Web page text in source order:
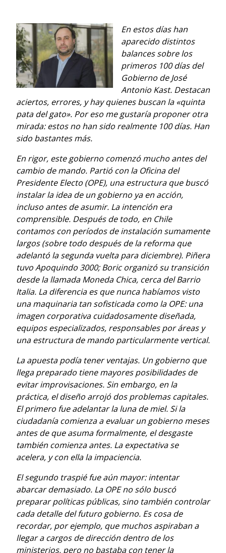
En estos días han
aparecido distintos
balances sobre los
primeros 100 días del
Gobierno de José
Antonio Kast. Destacan
aciertos, errores, y hay quienes buscan la «quinta
pata del gato». Por eso me gustaría proponer otra
mirada: estos no han sido realmente 100 días. Han
sido bastantes más.
En rigor, este gobierno comenzó mucho antes del
cambio de mando. Partió con la Oficina del
Presidente Electo (OPE), una estructura que buscó
instalar la idea de un gobierno ya en acción,
incluso antes de asumir. La intención era
comprensible. Después de todo, en Chile
contamos con períodos de instalación sumamente
largos (sobre todo después de la reforma que
adelantó la segunda vuelta para diciembre). Piñera
tuvo Apoquindo 3000; Boric organizó su transición
desde la llamada Moneda Chica, cerca del Barrio
Italia. La diferencia es que nunca habíamos visto
una maquinaria tan sofisticada como la OPE: una
imagen corporativa cuidadosamente diseñada,
equipos especializados, responsables por áreas y
una estructura de mando particularmente vertical.
La apuesta podía tener ventajas. Un gobierno que
llega preparado tiene mayores posibilidades de
evitar improvisaciones. Sin embargo, en la
práctica, el diseño arrojó dos problemas capitales.
El primero fue adelantar la luna de miel. Si la
ciudadanía comienza a evaluar un gobierno meses
antes de que asuma formalmente, el desgaste
también comienza antes. La expectativa se
acelera, y con ella la impaciencia.
El segundo traspié fue aún mayor: intentar
abarcar demasiado. La OPE no sólo buscó
preparar políticas públicas, sino también controlar
cada detalle del futuro gobierno. Es cosa de
recordar, por ejemplo, que muchos aspiraban a
llegar a cargos de dirección dentro de los
ministerios, pero no bastaba con tener la